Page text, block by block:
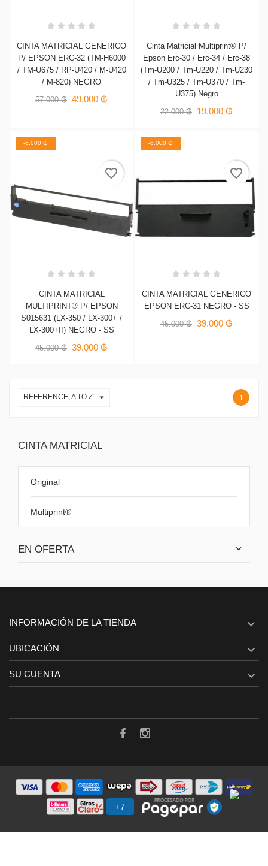
CINTA MATRICIAL
Original
Multiprint®
EN OFERTA
CINTA MATRICIAL GENERICO
P/ EPSON ERC-32 (TM-H6000
/ TM-U675 / RP-U420 / M-U420
/ M-820) NEGRO
57.000 ₲ 49.000 ₲
Cinta Matricial Multiprint® P/
Epson Erc-30 / Erc-34 / Erc-38
(Tm-U200 / Tm-U220 / Tm-U230
/ Tm-U325 / Tm-U370 / Tm-
U375) Negro
22.000 ₲ 19.000 ₲
-6.000 ₲
CINTA MATRICIAL
MULTIPRINT® P/ EPSON
S015631 (LX-350 / LX-300+ /
LX-300+II) NEGRO - SS
45.000 ₲ 39.000 ₲
favorite_border
-6.000 ₲
CINTA MATRICIAL GENERICO
EPSON ERC-31 NEGRO - SS
45.000 ₲ 39.000 ₲
favorite_border
REFERENCE, A TO Z  1
INFORMACIÓN DE LA TIENDA 
UBICACIÓN 
SU CUENTA 
AÑADIR A LA LISTA DE DESEOS
CREAR NUEVA LISTA
((MODALTITLE))
((CONFIRMMESSAGE))
((cancelText)) ((modalDeleteText))
CREAR LISTA DE DESEOS
NOMBRE DE LA LISTA DE DESEOS
INICIAR SESIÓN
DEBE INICIAR SESIÓN PARA GUARDAR PRODUCTOS
EN SU LISTA DE DESEOS.